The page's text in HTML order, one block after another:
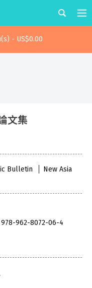
- US$0.00
文集
Bulletin
New Asia
962-8072-06-4